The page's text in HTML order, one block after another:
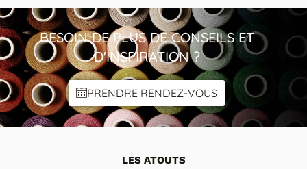
Chauffeuse Cuir Master & Tissu
Canapé 3
BESOIN DE PLUS DE CONSEILS ET
D'INSPIRATION ?
PRENDRE RENDEZ-VOUS
LES ATOUTS